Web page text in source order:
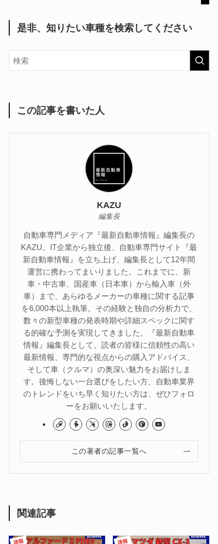
是非、知りたい車種を検索してください
この記事を書いた人
KAZU
編集長
自動車専門メディア『最新自動車情報』編集長の
KAZU。IT企業から独立後、自動車専門サイト『最
新自動車情報』を立ち上げ、編集長として12年間
運営に携わってまいりました。これまでに、新
車・中古車、国産車（日本車）から輸入車（外
車）まで、あらゆるメーカーの車種に関する記事
を6,000本以上執筆。その経験と独自の分析力で、
数々の新型車種の発表時期や詳細スペックに関す
る的確な予測を実現してきました。『最新自動車
情報』編集長として、読者の皆様に信頼性の高い
最新情報、専門的な視点からの購入アドバイス、
そして車（クルマ）の奥深い魅力をお届けしま
す。後悔しない一台選びをしたい方、自動車業界
のトレンドをいち早く知りたい方は、ぜひフォロ
ーをお願いいたします。
この著者の記事一覧へ
関連記事